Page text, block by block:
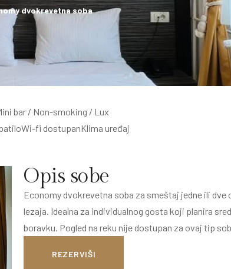
dvokrevetna soba
bar / Non-smoking / Lux
Wi-fi dostupanKlima uređaj
Opis sobe
Economy dvokrevetna soba za smeštaj jedne ili dve
lezaja. Idealna za individualnog gosta koji planira
boravku. Pogled na reku nije dostupan za ovaj tip
REZERVIŠI